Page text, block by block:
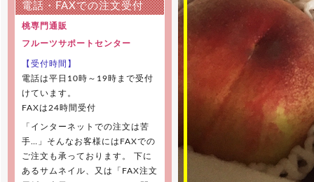
電話・FAXでの注文受付
桃専門通販
フルーツサポートセンター
【受付時間】
電話は平日10時～19時まで受付
けています。
FAXは24時間受付
「インターネットでの注文は苦
手…」そんなお客様にはFAXでの
ご注文も承っております。 下に
あるサムネイル、又は「FAX注文